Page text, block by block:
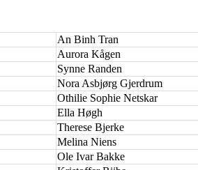
An Binh Tran
Aurora Kågen
Synne Randen
Nora Asbjørg Gjerdrum
Othilie Sophie Netskar
Ella Høgh
Therese Bjerke
Melina Niens
Ole Ivar Bakke